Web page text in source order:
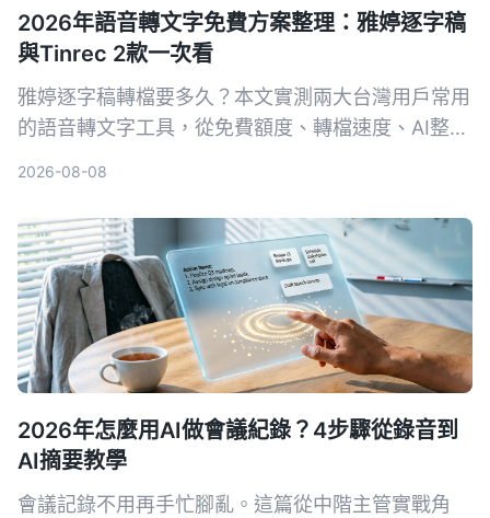
2026年語音轉文字免費方案整理：雅婷逐字稿
與Tinrec 2款一次看
雅婷逐字稿轉檔要多久？本文實測兩大台灣用戶常用
的語音轉文字工具，從免費額度、轉檔速度、AI整理
2026-08-08
2026年怎麼用AI做會議紀錄？4步驟從錄音到
AI摘要教學
會議記錄不用再手忙腳亂。這篇從中階主管實戰角